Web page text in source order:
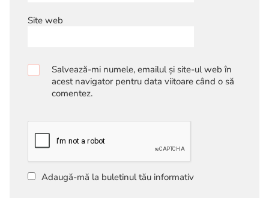
Site web
Salvează-mi numele, emailul și site-ul web în
acest navigator pentru data viitoare când o să
comentez.
Adaugă-mă la buletinul tău informativ